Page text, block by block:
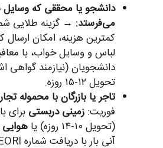
دانشجو یا محققی که
می‌فرستد: → گزینه طلایی
کمترین هزینه، امکان ارسال
لباس و وسایل خواب، با
دانشجویان (نیازمند گواهی
تحویل ۱۲-۱۵ روزه.
تاجر یا بازرگان با محموله
فوریت: زمینی دربستی
(تحویل ۱۰-۱۴ روزه) یا
هوایی